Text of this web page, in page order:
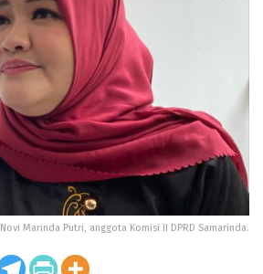
Novi Marinda Putri, anggota Komisi II DPRD Samarinda.